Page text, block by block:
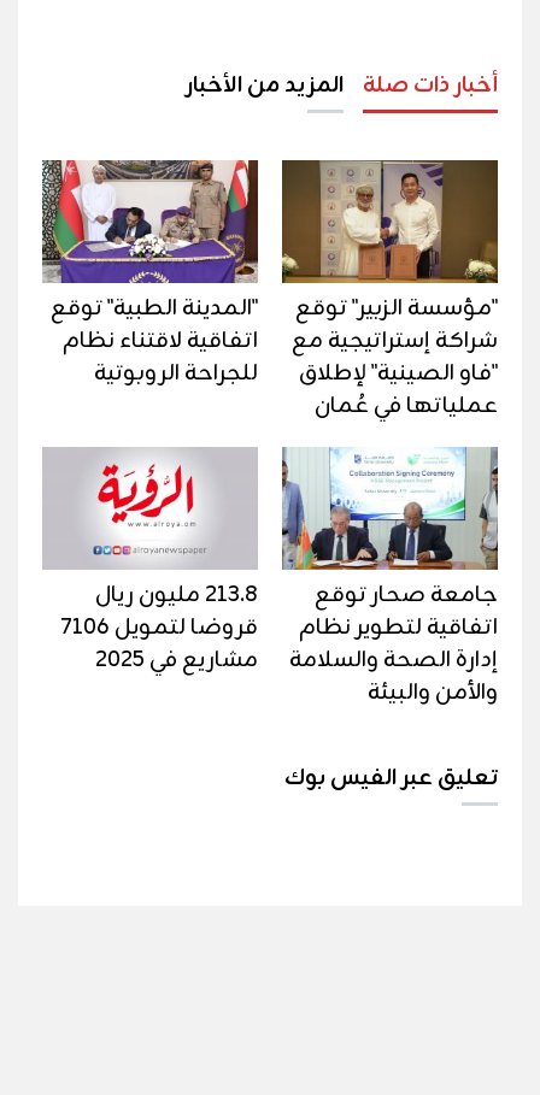
أخبار ذات صلة المزيد من الأخبار
"مؤسسة الزبير" توقع
شراكة إستراتيجية مع
"فاو الصينية" لإطلاق
عملياتها في عُمان
"المدينة الطبية" توقع
اتفاقية لاقتناء نظام
للجراحة الروبوتية
جامعة صحار توقع
اتفاقية لتطوير نظام
إدارة الصحة والسلامة
والأمن والبيئة
213.8 مليون ريال
قروضا لتمويل 7106
مشاريع في 2025
تعليق عبر الفيس بوك